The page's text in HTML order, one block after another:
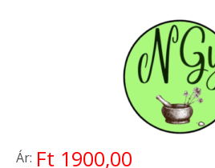
Ár: Ft 1900,00